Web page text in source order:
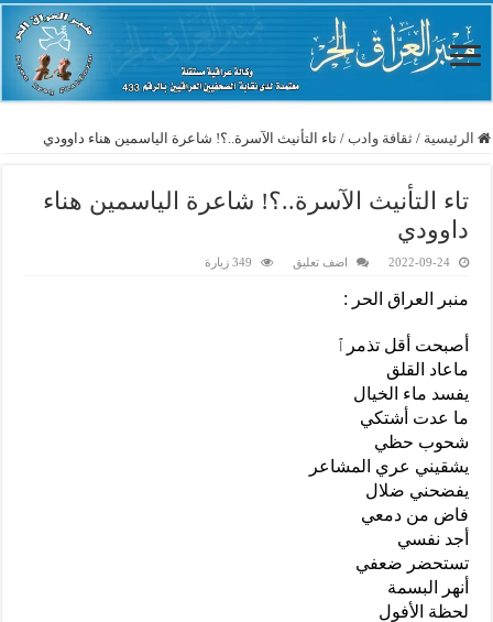
الرئيسية / ثقافة وادب / تاء التأنيث الآسرة..؟! شاعرة الياسمين هناء داوودي
تاء التأنيث الآسرة..؟! شاعرة الياسمين هناء
داوودي
2022-09-24 اضف تعليق 349 زيارة
منبر العراق الحر :
أصبحت أقل تذمرٱ
ماعاد القلق
يفسد ماء الخيال
ما عدت أشتكي
شحوب حظي
يشقيني عري المشاعر
يفضحني ضلال
فاض من دمعي
أجد نفسي
تستحضر ضعفي
أنهر البسمة
لحظة الأفول